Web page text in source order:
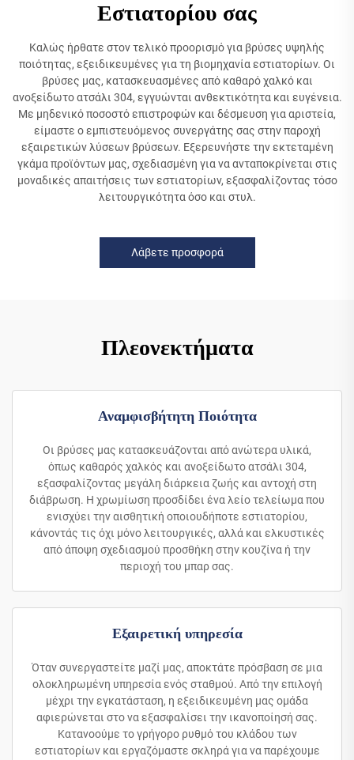
Εστιατορίου σας
Καλώς ήρθατε στον τελικό προορισμό για βρύσες υψηλής
ποιότητας, εξειδικευμένες για τη βιομηχανία εστιατορίων. Οι
βρύσες μας, κατασκευασμένες από καθαρό χαλκό και
ανοξείδωτο ατσάλι 304, εγγυώνται ανθεκτικότητα και ευγένεια.
Με μηδενικό ποσοστό επιστροφών και δέσμευση για αριστεία,
είμαστε ο εμπιστευόμενος συνεργάτης σας στην παροχή
εξαιρετικών λύσεων βρύσεων. Εξερευνήστε την εκτεταμένη
γκάμα προϊόντων μας, σχεδιασμένη για να ανταποκρίνεται στις
μοναδικές απαιτήσεις των εστιατορίων, εξασφαλίζοντας τόσο
λειτουργικότητα όσο και στυλ.
Λάβετε προσφορά
Πλεονεκτήματα
Αναμφισβήτητη Ποιότητα
Οι βρύσες μας κατασκευάζονται από ανώτερα υλικά,
όπως καθαρός χαλκός και ανοξείδωτο ατσάλι 304,
εξασφαλίζοντας μεγάλη διάρκεια ζωής και αντοχή στη
διάβρωση. Η χρωμίωση προσδίδει ένα λείο τελείωμα που
ενισχύει την αισθητική οποιουδήποτε εστιατορίου,
κάνοντάς τις όχι μόνο λειτουργικές, αλλά και ελκυστικές
από άποψη σχεδιασμού προσθήκη στην κουζίνα ή την
περιοχή του μπαρ σας.
Εξαιρετική υπηρεσία
Όταν συνεργαστείτε μαζί μας, αποκτάτε πρόσβαση σε μια
ολοκληρωμένη υπηρεσία ενός σταθμού. Από την επιλογή
μέχρι την εγκατάσταση, η εξειδικευμένη μας ομάδα
αφιερώνεται στο να εξασφαλίσει την ικανοποίησή σας.
Κατανοούμε το γρήγορο ρυθμό του κλάδου των
εστιατορίων και εργαζόμαστε σκληρά για να παρέχουμε